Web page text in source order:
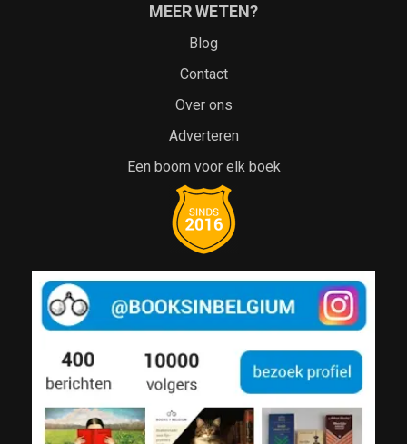
MEER WETEN?
Blog
Contact
Over ons
Adverteren
Een boom voor elk boek